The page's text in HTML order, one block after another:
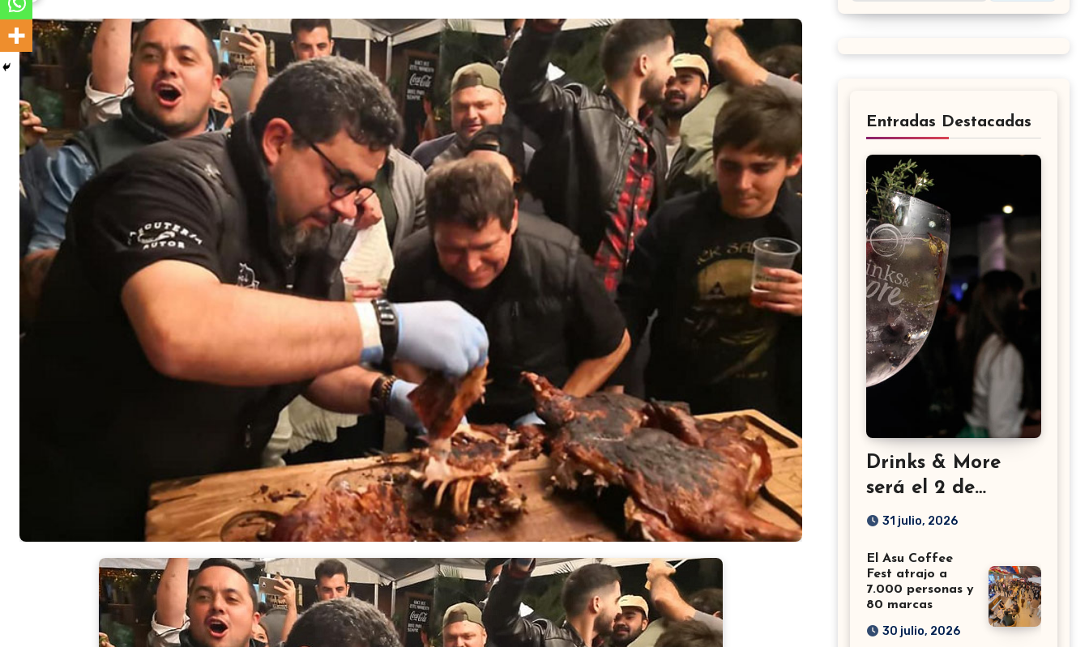
Entradas Destacadas
Drinks & More
será el 2 de
setiembre en el
31 julio, 2026
El Asu Coffee
Fest atrajo a
7.000 personas y
80 marcas
30 julio, 2026